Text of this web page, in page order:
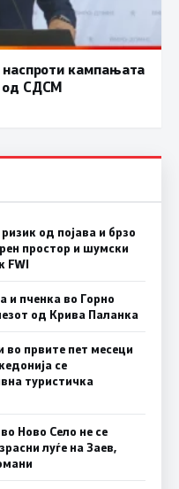
наспроти кампањата
од СДСM
од појава и брзо
простор и шумски
FWI
и пченка во Горно
од Крива Паланка
во првите пет месеци
се
туристичка
Ново Село не се
луѓе на Заев,